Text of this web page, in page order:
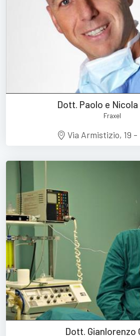
Dott. Paolo e
Fraxel
Via Armistizio, 19 -
Dott. Gianlorenzo